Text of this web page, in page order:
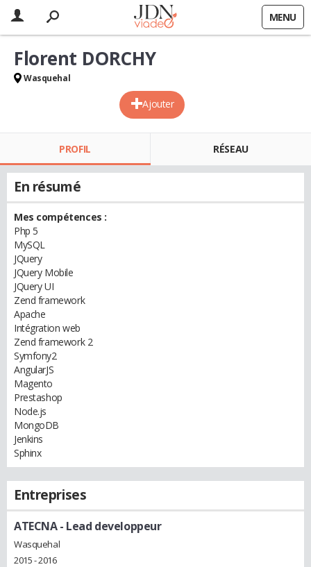
MENU
Ajouter
Florent DORCHY
Wasquehal
PROFIL RÉSEAU
En résumé
Mes compétences :
Php 5
MySQL
JQuery
JQuery Mobile
JQuery UI
Zend framework
Apache
Intégration web
Zend framework 2
Symfony2
AngularJS
Magento
Prestashop
Node.js
MongoDB
Jenkins
Sphinx
Entreprises
ATECNA- Lead developpeur
Wasquehal
2015 - 2016